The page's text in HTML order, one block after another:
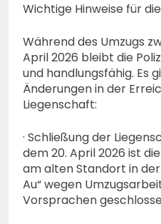
Wichtige Hinweise für
Während des Umzugs
April 2026 bleibt die
und handlungsfähig. Es
Änderungen in der
Liegenschaft:
· Schließung der
dem 20. April 2026 ist
am alten Standort in
Au“ wegen
Vorsprachen